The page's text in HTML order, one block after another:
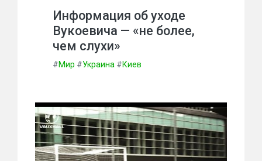
Информация об уходе
Вукоевича — «не более,
чем слухи»
#Мир #Украина #Киев